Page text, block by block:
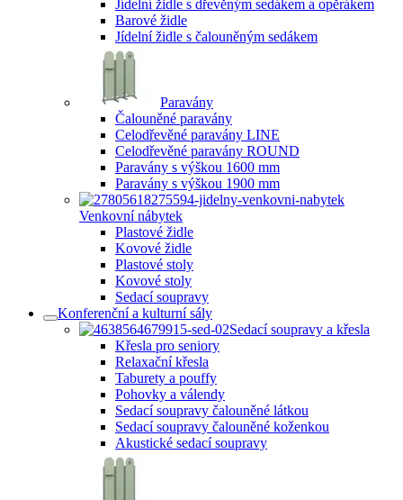
Jídelní židle s dřevěným sedákem a opěrákem
Barové židle
Jídelní židle s čalouněným sedákem
Paravány
Čalouněné paravány
Celodřevěné paravány LINE
Celodřevěné paravány ROUND
Paravány s výškou 1600 mm
Paravány s výškou 1900 mm
Venkovní nábytek
Plastové židle
Kovové židle
Plastové stoly
Kovové stoly
Sedací soupravy
Konferenční a kulturní sály
Sedací soupravy a křesla
Křesla pro seniory
Relaxační křesla
Taburety a pouffy
Pohovky a válendy
Sedací soupravy čalouněné látkou
Sedací soupravy čalouněné koženkou
Akustické sedací soupravy